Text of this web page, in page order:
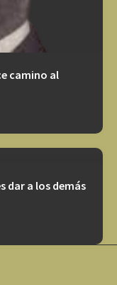
camino al
dar a los demás